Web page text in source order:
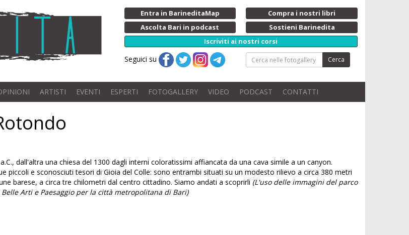
Entra in BarineditaMap
Compra i nostri libri
Ascolta Bari in podcast
Sostieni Barinedita
Iscriviti ai nostri corsi
Seguici su Cerca
ARTISTI EVENTI ESPERTI FOTOGALLERY VIDEO PODCAST CONTATTI
dall'altra una chiesa del 1300 dagli interni coloratissimi affiancata da una cava simile a un canyon.
piccoli e sconosciuti tesori di Gioia del Colle: sono entrambi situati su un modesto rilievo a circa 380 metri
barese, a circa tre chilometri dal centro cittadino. Siamo andati a scoprirli (L'uso delle immagini del parco
Arti e Paesaggio per la città metropolitana di Bari)